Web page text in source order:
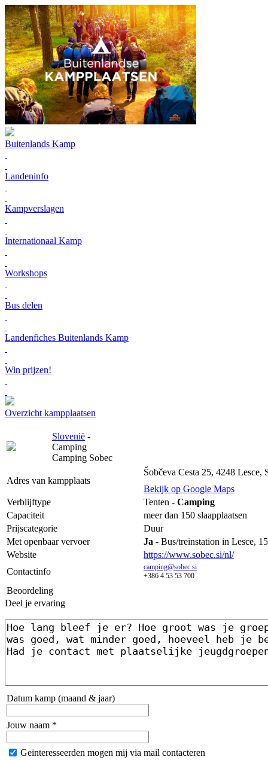
Buitenlands Kamp
Landeninfo
Kampverslagen
Internationaal Kamp
Workshops
Bus delen
Landenfiches Buitenlands Kamp
Win prijzen!
Overzicht kampplaatsen
Slovenië -
Camping
Camping Sobec
Adres van kampplaats
Šobčeva Cesta 25, 4248 Lesce,
Bekijk op Google Maps
Verblijftype
Tenten - Camping
Capaciteit
meer dan 150 slaapplaatsen
Prijscategorie
Duur
Met openbaar vervoer
Ja - Bus/treinstation in Lesce,
Website
https://www.sobec.si/nl/
Contactinfo
camping@sobec.si
+386 4 53 53 700
Beoordeling
Deel je ervaring
Datum kamp (maand & jaar)
Jouw naam *
Geïnteresseerden mogen mij via mail contacteren